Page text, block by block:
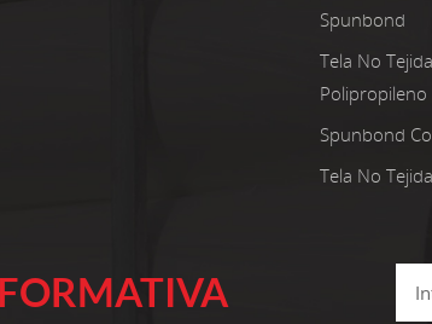
Spunbond
Tela No
Polipropileno
Spunbond
Tela No Tejida